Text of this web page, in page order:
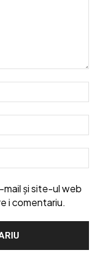
mail și site-ul web
i comentariu.